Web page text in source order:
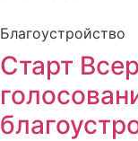
Благоустройство
Старт